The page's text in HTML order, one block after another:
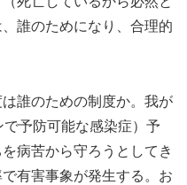
誰のためになり、合理的
誰のための制度か。我が
予防可能な感染症）予
病苦から守ろうとしてき
有害事象が発生する。お